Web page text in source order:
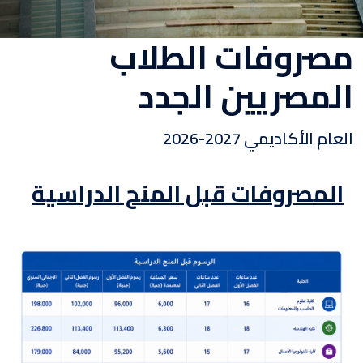
مصروفات الطلاب
المصريين الجدد
العام الأكاديمي 2027-2026
المصروفات قبل المنح الدراسية